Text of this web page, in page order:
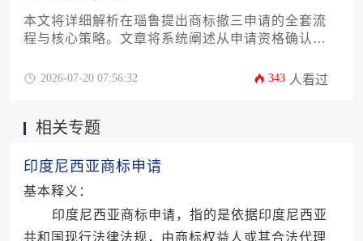
本文将详细解析在瑙鲁提出商标撤三申请的全套流
程与核心策略。文章将系统阐述从申请资格确认、
及应对后续法律程序的每一个关键环节。同时，深
议，为相关从业者提供一份极具操作性的深度指
2026-07-20 07:56:32 343 人看过
相关专题
印度尼西亚商标申请
基本释义：
印度尼西亚商标申请，指的是依据印度尼西亚
共和国现行法律法规，由商标权益人或其合法代理